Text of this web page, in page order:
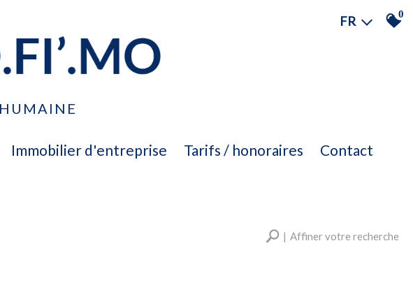
FR 0
immobilier d'entreprise tarifs / honoraires contact
Affiner votre recherche